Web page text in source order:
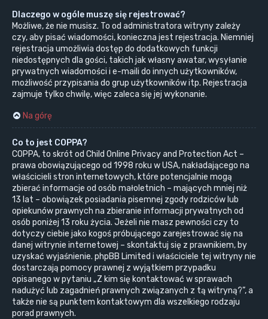
Dlaczego w ogóle muszę się rejestrować?
Możliwe, że nie musisz. To od administratora witryny zależy
czy, aby pisać wiadomości, konieczna jest rejestracja. Niemniej
rejestracja umożliwia dostęp do dodatkowych funkcji
niedostępnych dla gości, takich jak własny awatar, wysyłanie
prywatnych wiadomości i e-maili do innych użytkowników,
możliwość przypisania do grup użytkowników itp. Rejestracja
zajmuje tylko chwilę, więc zaleca się jej wykonanie.
Na górę
Co to jest COPPA?
COPPA, to skrót od Child Online Privacy and Protection Act –
prawa obowiązującego od 1998 roku w USA, nakładającego na
właścicieli stron internetowych, które potencjalnie mogą
zbierać informacje od osób małoletnich – mających mniej niż
13 lat – obowiązek posiadania pisemnej zgody rodziców lub
opiekunów prawnych na zbieranie informacji prywatnych od
osób poniżej 13 roku życia. Jeżeli nie masz pewności czy to
dotyczy ciebie jako kogoś próbującego zarejestrować się na
danej witrynie internetowej – skontaktuj się z prawnikiem, by
uzyskać wyjaśnienie. phpBB Limited i właściciele tej witryny nie
dostarczają pomocy prawnej z wyjątkiem przypadku
opisanego w pytaniu „Z kim się kontaktować w sprawach
nadużyć lub zagadnień prawnych związanych z tą witryną?”, a
także nie są punktem kontaktowym dla wszelkiego rodzaju
porad prawnych.